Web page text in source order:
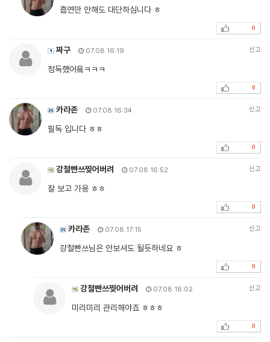
흡연만 안해도 대단하심니다 ㅎ
0
짜구 07.08 16:19 신고
정독했어욬ㅋㅋㅋ
0
카라존 07.08 16:34 신고
필독 입니다 ㅎㅎ
0
강철빤쓰찢어버려 07.08 16:52 신고
잘 보고 가용 ㅎㅎ
0
카라존 07.08 17:15 신고
강철빤쓰님은 안보셔도 될듯하네요 ㅎ
0
강철빤쓰찢어버려 07.08 18:02 신고
미리미리 관리해야죠 ㅎㅎㅎ
0